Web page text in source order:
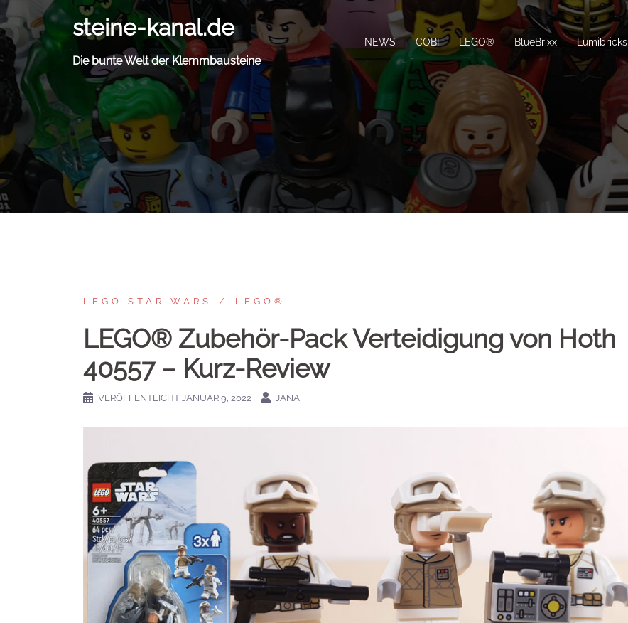
Zum
Inhalt
springen
steine-kanal.de
Die bunte Welt der Klemmbausteine
NEWS COBI LEGO® BlueBrixx Lumibricks
LEGO STAR WARS LEGO®
LEGO® Zubehör-Pack Verteidigung von Hoth
40557 – Kurz-Review
VERÖFFENTLICHT JANUAR 9, 2022 JANA